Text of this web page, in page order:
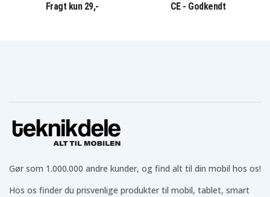
Fragt kun 29,- CE - Godkendt
Gør som 1.000.000 andre kunder, og find alt til din mobil hos os!
Hos os finder du prisvenlige produkter til mobil, tablet, smart